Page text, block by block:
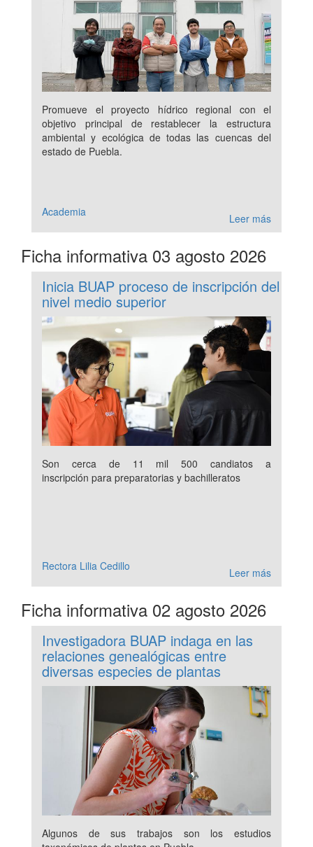
Promueve el proyecto hídrico regional con el
objetivo principal de restablecer la estructura
ambiental y ecológica de todas las cuencas del
estado de Puebla.
Academia Leer más
Ficha informativa 03 agosto 2026
Inicia BUAP proceso de inscripción del
nivel medio superior
Son cerca de 11 mil 500 candiatos a
inscripción para preparatorias y bachilleratos
Rectora Lilia Cedillo Leer más
Ficha informativa 02 agosto 2026
Investigadora BUAP indaga en las
relaciones genealógicas entre
diversas especies de plantas
Algunos de sus trabajos son los estudios